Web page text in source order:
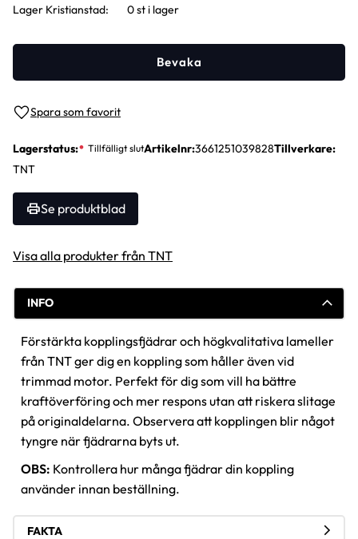
Lägg till i favoriter
Bevaka
Lagerstatus Artikelnr 3661251039828Tillverkare
TNT
Se produktblad
Lager Kristianstad
0 st i lager
Visa alla produkter från TNT
INFO
Förstärkta kopplingsfjädrar och högkvalitativa lameller
från TNT ger dig en koppling som håller även vid
trimmad motor. Perfekt för dig som vill ha bättre
kraftöverföring och mer respons utan att riskera slitage
på originaldelarna. Observera att kopplingen blir något
tyngre när fjädrarna byts ut.
OBS: Kontrollera hur många fjädrar din koppling
använder innan beställning.
FAKTA